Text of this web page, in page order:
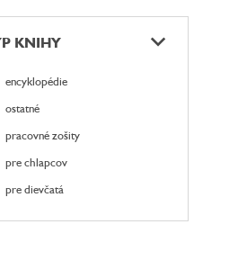
KNIHY
encyklopédie
ostatné
pracovné zošity
pre chlapcov
pre dievčatá